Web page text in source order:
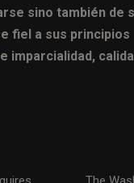
sino también de
fiel a sus principios
imparcialidad,